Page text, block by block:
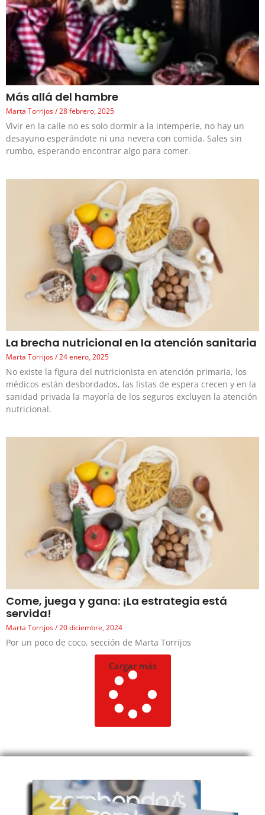
Más allá del hambre
Marta Torrijos 28 febrero, 2025
Vivir en la calle no es solo dormir a la intemperie, no hay un
desayuno esperándote ni una nevera con comida. Sales sin
rumbo, esperando encontrar algo para comer.
La brecha nutricional en la atención sanitaria
Marta Torrijos 24 enero, 2025
No existe la figura del nutricionista en atención primaria, los
médicos están desbordados, las listas de espera crecen y en la
sanidad privada la mayoría de los seguros excluyen la atención
nutricional.
Come, juega y gana: ¡La estrategia está
servida!
Marta Torrijos 20 diciembre, 2024
Por un poco de coco, sección de Marta Torrijos
Cargar más